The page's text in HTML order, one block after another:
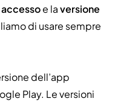
e laversione
di usare sempre
dell’app
Play. Le versioni